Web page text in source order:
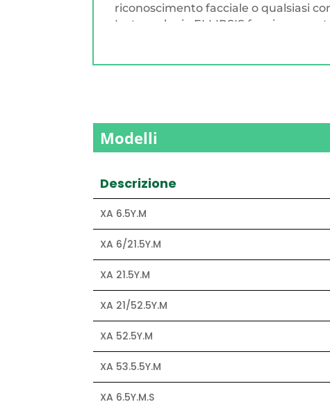
riconoscimento facciale o qualsiasi
La tecnologia ELLIPSIS funziona con
Modelli
Descrizione
XA 6.5Y.M
XA 6/21.5Y.M
XA 21.5Y.M
XA 21/52.5Y.M
XA 52.5Y.M
XA 53.5.5Y.M
XA 6.5Y.M.S